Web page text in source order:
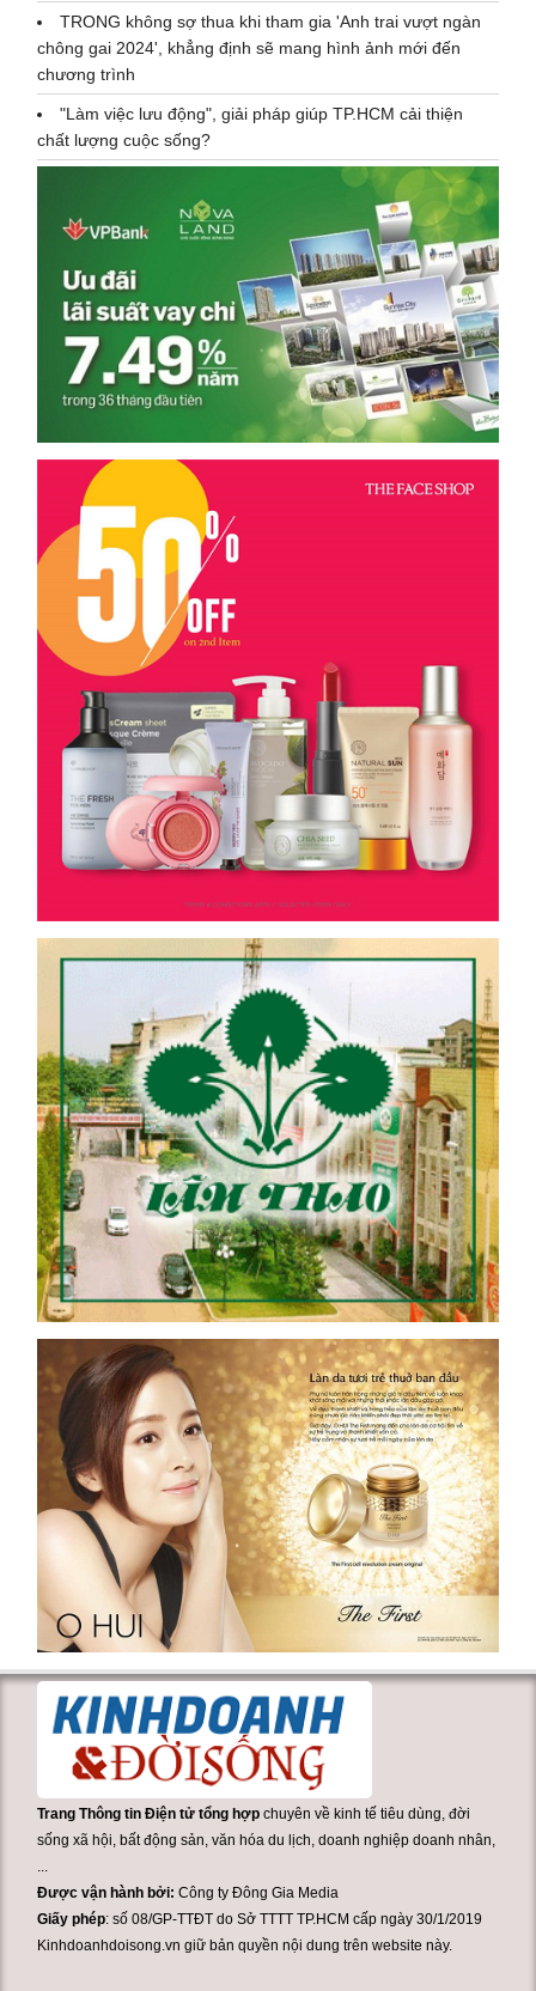
TRONG không sợ thua khi tham gia 'Anh trai vượt ngàn
chông gai 2024', khẳng định sẽ mang hình ảnh mới đến
chương trình
"Làm việc lưu động", giải pháp giúp TP.HCM cải thiện
chất lượng cuộc sống?
Trang Thông tin Điện tử tổng hợp chuyên về kinh tế tiêu dùng, đời
sống xã hội, bất động sản, văn hóa du lịch, doanh nghiệp doanh nhân,
...
Được vận hành bởi:Công ty Đông Gia Media
Giấy phép: số 08/GP-TTĐT do Sở TTTT TP.HCM cấp ngày 30/1/2019
Kinhdoanhdoisong.vn giữ bản quyền nội dung trên website này.